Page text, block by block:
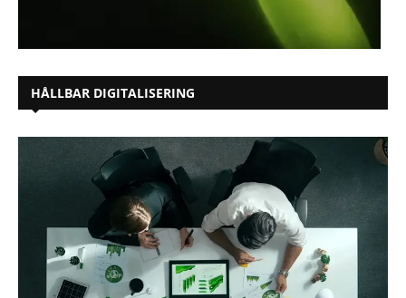
HÅLLBAR DIGITALISERING